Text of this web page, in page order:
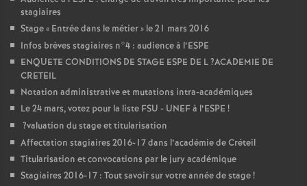
stagiaires
Stage « Entrée dans le métier» le 21 mars 2016
Infos brèves stagiaires n°4 : audience à l’ESPE
ENQUETE CONDITIONS DE STAGE ESPE DE L?ACADEMIE DE
CRETEIL
Notation administrative et mutations intra-académiques
Le 24 mars, votez pour la liste FSU - UNEFà l’ESPE !
?valuation du stage et titularisation
Affectation stagiaires 2016-17 dans l’académie de Créteil
Titularisation et convocations par le jury académique
Stagiaires 2016-17 : Tout savoir sur votre année de stage!